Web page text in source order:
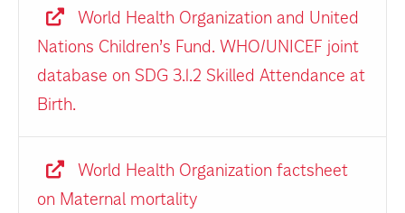
World Health Organization and United
Nations Children’s Fund. WHO/UNICEF joint
database on SDG 3.1.2 Skilled Attendance at
Birth.
World Health Organization factsheet
on Maternal mortality